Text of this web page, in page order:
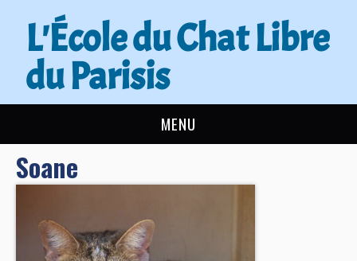
L'École du Chat Libre
du Parisis
MENU
L’ÉCOLE DU CHAT
ADOPTER
Soane